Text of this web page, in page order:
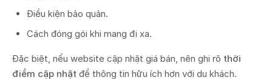
Điều kiện bảo quản.
Cách đóng gói khi mang đi xa.
Đặc biệt, nếu website cập nhật giá bán, nên ghi rõ thời
điểm cập nhật để thông tin hữu ích hơn với du khách.